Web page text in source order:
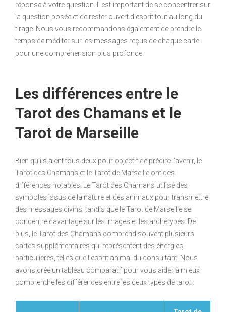
réponse à votre question. Il est important de se concentrer sur
la question posée et de rester ouvert d’esprit tout au long du
tirage. Nous vous recommandons également de prendre le
temps de méditer sur les messages reçus de chaque carte
pour une compréhension plus profonde.
Les différences entre le
Tarot des Chamans et le
Tarot de Marseille
Bien qu’ils aient tous deux pour objectif de prédire l’avenir, le
Tarot des Chamans et le Tarot de Marseille ont des
différences notables. Le Tarot des Chamans utilise des
symboles issus de la nature et des animaux pour transmettre
des messages divins, tandis que le Tarot de Marseille se
concentre davantage sur les images et les archétypes. De
plus, le Tarot des Chamans comprend souvent plusieurs
cartes supplémentaires qui représentent des énergies
particulières, telles que l’esprit animal du consultant. Nous
avons créé un tableau comparatif pour vous aider à mieux
comprendre les différences entre les deux types de tarot :